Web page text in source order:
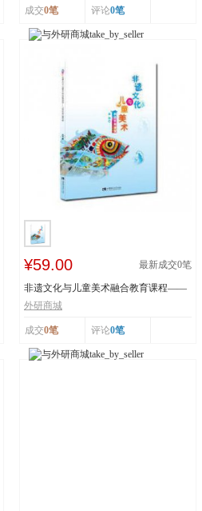
成交0笔 评论0笔
¥59.00 最新成交0笔
非遗文化与儿童美术融合教育课程——
以深圳鱼灯舞为...
外研商城
成交0笔 评论0笔